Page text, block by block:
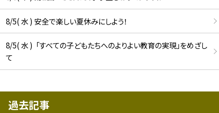
8/5( 水 ) 安全で楽しい夏休みにしよう！
8/5( 水 ) 「すべての子どもたちへのよりよい教育の実現」をめざし
て
過去記事